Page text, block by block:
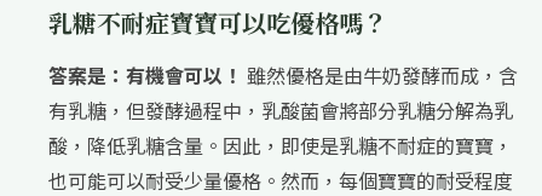
乳糖不耐症寶寶可以吃優格嗎？
答案是：有機會可以！ 雖然優格是由牛奶發酵而成，含
有乳糖，但發酵過程中，乳酸菌會將部分乳糖分解為乳
酸，降低乳糖含量。因此，即使是乳糖不耐症的寶寶，
也可能可以耐受少量優格。然而，每個寶寶的耐受程度